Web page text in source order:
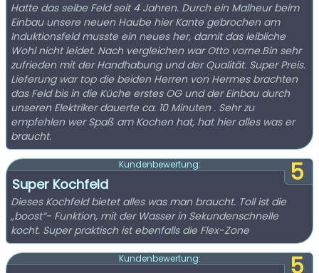
Hatte das selbe Feld seit 4 Jahren. Durch ein Malheur beim
Einbau unsere neuen Haube hier Kante gebrochen am
Induktionsfeld musste ein neues her, damit das leibliche
Wohl nicht leidet. Nach vergleichen war Otto vorne.Bin sehr
zufrieden mit der Handhabung und der Qualität. Super Preis.
Lieferung war top die beiden Herren von Hermes brachten
das Feld bis in die Küche erstes OG und der Einbau durch
unseren Elektriker dauerte ca. 10 Minuten . Sehr zu
empfehlen wer Spaß am Kochen hat, hat hier alles was er
braucht.
5
Kundenbewertung:
Super Kochfeld
Dieses Kochfeld bietet alles was man braucht. Toll ist die
„boost“- Funktion, mit der Wasser in Sekundenschnelle
kocht. Super praktisch ist ebenfalls die Flex-Zone
5
Kundenbewertung: